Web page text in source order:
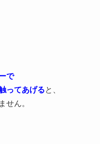
猫が変わります。